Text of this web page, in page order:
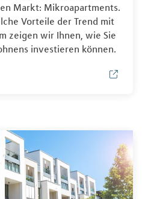
Markt: Mikroapartments.
Vorteile der Trend mit
zeigen wir Ihnen, wie Sie
investieren können.